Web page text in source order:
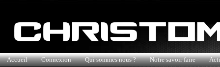
Accueil Connexion Qui sommes nous ? Notre savoir faire